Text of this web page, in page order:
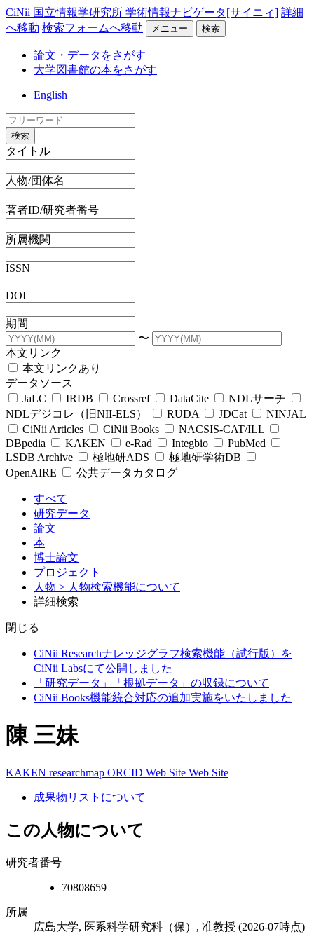
CiNii 国立情報学研究所 学術情報ナビゲータ[サイニィ] 詳細
へ移動 検索フォームへ移動 メニュー 検索
論文・データをさがす
大学図書館の本をさがす
English
検索
タイトル
人物/団体名
著者ID/研究者番号
所属機関
ISSN
DOI
期間
〜
本文リンク
本文リンクあり
データソース
JaLC
IRDB Crossref DataCite
NDLサーチ
NDLデジコレ（旧NII-ELS）
RUDA JDCat
NINJAL
CiNii Articles
CiNii Books
NACSIS-CAT/ILL
DBpedia
KAKEN e-Rad Integbio
PubMed
LSDB Archive
極地研ADS
極地研学術DB
OpenAIRE
公共データカタログ
すべて
研究データ
論文
本
博士論文
プロジェクト
人物 > 人物検索機能について
詳細検索
閉じる
CiNii Researchナレッジグラフ検索機能（試行版）を
CiNii Labsにて公開しました
「研究データ」「根拠データ」の収録について
CiNii Books機能統合対応の追加実施をいたしました
陳 三妹
KAKEN researchmap ORCID Web Site Web Site
成果物リストについて
この人物について
研究者番号
70808659
所属
広島大学, 医系科学研究科（保）, 准教授 (2026-07時点)